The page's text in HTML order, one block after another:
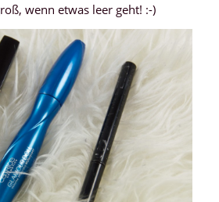
wenn etwas leer geht! :-)